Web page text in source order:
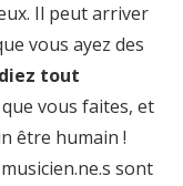
Il peut arriver
vous ayez des
tout
vous faites, et
être humain !
sont